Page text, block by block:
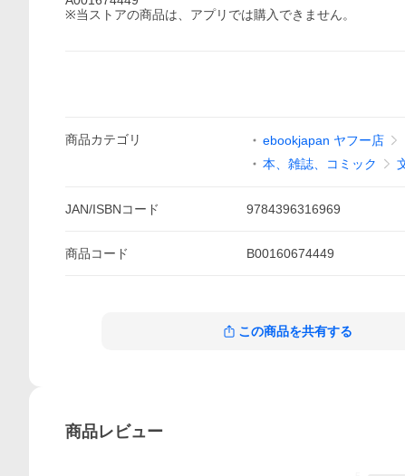
※当ストアの商品は、アプリでは購入できません。
商品カテゴリ ebookjapan ヤフー店
本、雑誌、コミック
JAN/ISBNコード 9784396316969
商品コード B00160674449
この商品を共有する
商品レビュー